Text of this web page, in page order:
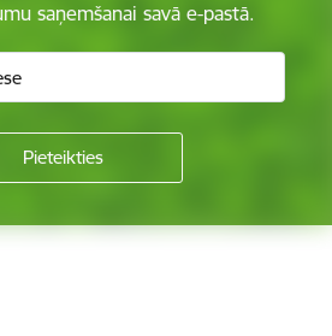
saņemšanai savā e-pastā.